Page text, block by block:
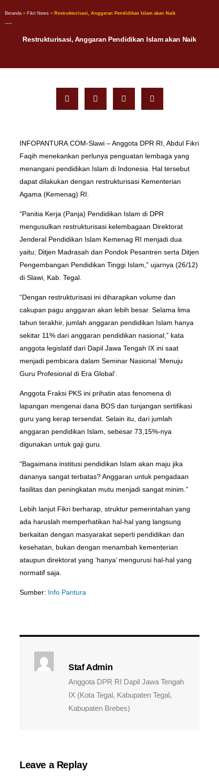
Beranda » Fikri News » Restrukturisasi, Anggaran Pendidikan Islam akan Naik
Restrukturisasi, Anggaran Pendidikan Islam akan Naik
INFOPANTURA.COM-Slawi – Anggota DPR RI, Abdul Fikri
Faqih menekankan perlunya penguatan lembaga yang
menangani pendidikan Islam di Indonesia. Hal tersebut
dapat dilakukan dengan restrukturisasi Kementerian
Agama (Kemenag) RI.
“Panitia Kerja (Panja) Pendidikan Islam di DPR
mengusulkan restrukturisasi kelembagaan Direktorat
Jenderal Pendidikan Islam Kemenag RI menjadi dua
yaitu; Ditjen Madrasah dan Pondok Pesantren serta Ditjen
Pengembangan Pendidikan Tinggi Islam,” ujarnya (26/12)
di Slawi, Kab. Tegal.
“Dengan restrukturisasi ini diharapkan volume dan
cakupan pagu anggaran akan lebih besar. Selama lima
tahun terakhir, jumlah anggaran pendidikan Islam hanya
sekitar 11% dari anggaran pendidikan nasional,” kata
anggota legislatif dari Dapil Jawa Tengah IX ini saat
menjadi pembicara dalam Seminar Nasional ‘Menuju
Guru Profesional di Era Global’.
Anggota Fraksi PKS ini prihatin atas fenomena di
lapangan mengenai dana BOS dan tunjangan sertifikasi
guru yang kerap tersendat. Selain itu, dari jumlah
anggaran pendidikan Islam, sebesar 73,15%-nya
digunakan untuk gaji guru.
“Bagaimana institusi pendidikan Islam akan maju jika
dananya sangat terbatas? Anggaran untuk pengadaan
fasilitas dan peningkatan mutu menjadi sangat minim.”
Lebih lanjut Fikri berharap, struktur pemerintahan yang
ada haruslah memperhatikan hal-hal yang langsung
berkaitan dengan masyarakat seperti pendidikan dan
kesehatan, bukan dengan menambah kementerian
ataupun direktorat yang ‘hanya’ mengurusi hal-hal yang
normatif saja.
Sumber: Info Pantura
Staf Admin
Anggota DPR RI Dapil Jawa Tengah
IX (Kota Tegal, Kabupaten Tegal,
Kabupaten Brebes)
Leave a Replay